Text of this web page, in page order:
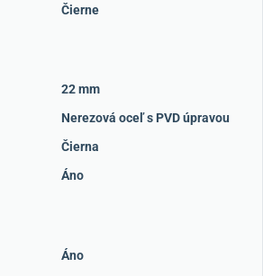
Čierne
22 mm
Nerezová oceľ s PVD úpravou
Čierna
Áno
Áno